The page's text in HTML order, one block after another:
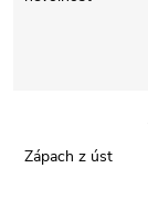
Zápach z úst